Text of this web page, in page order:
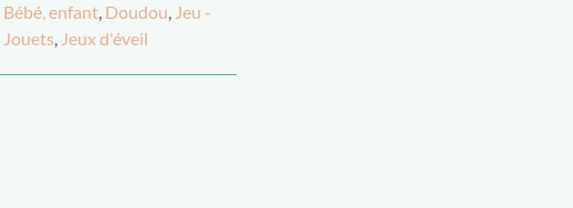
Bébé, enfant, Doudou, Jeu -
Jouets, Jeux d'éveil